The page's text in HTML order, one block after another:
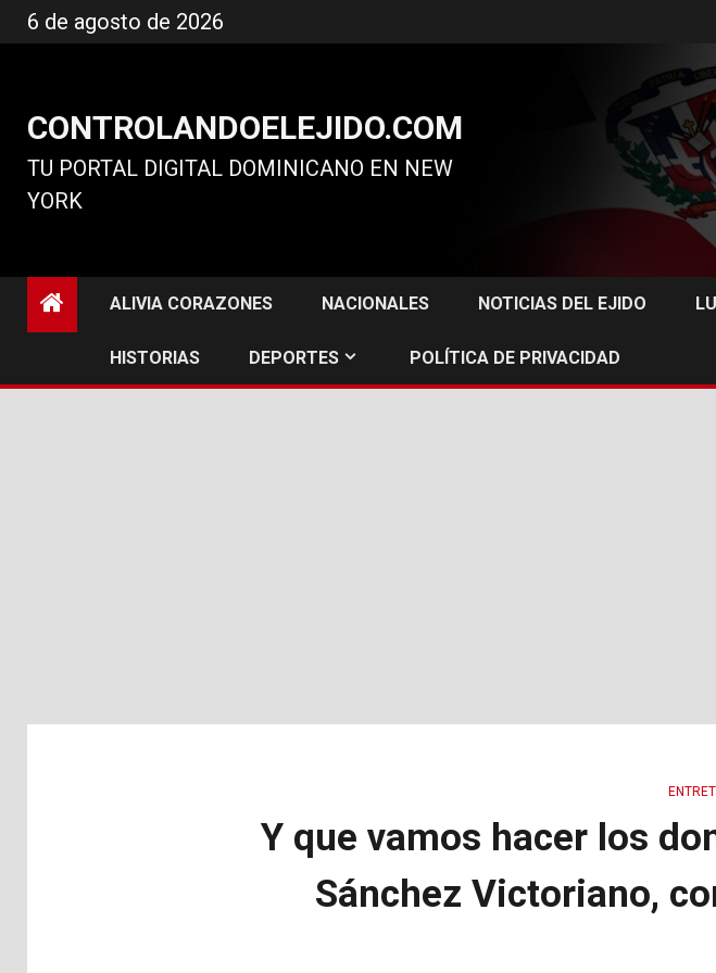
al
6 de agosto de 2026
CONTROLANDOELEJIDO.COM
TU PORTAL DIGITAL DOMINICANO EN NEW
YORK
ALIVIA CORAZONES NACIONALES NOTICIAS DEL EJIDO
HISTORIAS DEPORTES POLÍTICA DE PRIVACIDAD
Y que vamos hacer los
Sánchez Victoriano,